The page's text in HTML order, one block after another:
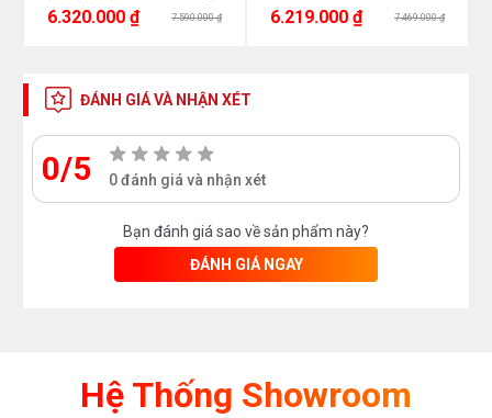
6.320.000 ₫ 7.590.000 ₫ 6.219.000 ₫ 7.469.000 ₫
ĐÁNH GIÁ VÀ NHẬN XÉT
0/5 0 đánh giá và nhận xét
Bạn đánh giá sao về sản phẩm này?
ĐÁNH GIÁ NGAY
Hệ Thống Showroom